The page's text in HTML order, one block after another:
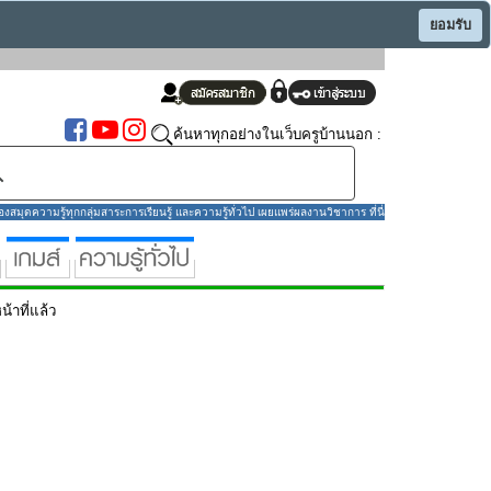
ยอมรับ
ค้นหาทุกอย่างในเว็บครูบ้านนอก :
มุดความรู้ทุกกลุ่มสาระการเรียนรู้ และความรู้ทั่วไป เผยแพร่ผลงานวิชาการ ที่นี่
าที่แล้ว